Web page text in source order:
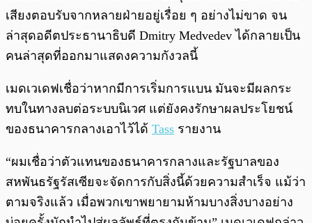
เสียงตอบรับจากหลายฝ่ายอยู่เรื่อย ๆ อย่างไม่ขาด จน
ล่าสุดอดีตประธานาธิบดี Dmitry Medvedev ได้กลายเป็น
คนล่าสุดที่ออกมาแสดงความกังวลนี้
เมดเวเดฟเชื่อว่าหากมีการเริ่มการแบน มันจะมีผลกระ
ทบในทางลบต่อระบบนิเวศ แต่ยังคงรักษาผลประโยชน์
ของธนาคารกลางเอาไว้ได้ Tass รายงาน
“ผมเชื่อว่าตัวแทนของธนาคารกลางและรัฐบาลของ
สหพันธรัฐรัสเซียจะจัดการกับสิ่งนี้ด้วยความสำเร็จ แม้ว่า
ตามจริงแล้ว เมื่อพวกเขาพยายามห้ามบางสิ่งบางอย่าง